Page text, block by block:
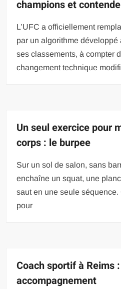
champions et
L’UFC a officiellement
par un algorithme
ses classements, à compter
changement technique
Un seul exercice pour
corps : le burpee
Sur un sol de salon, sans
enchaîne un squat, une
saut en une seule séquence.
pour
Coach sportif à Reims
accompagnement